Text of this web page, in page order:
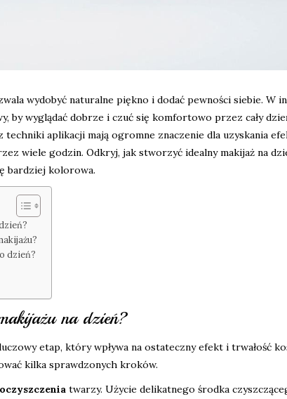
wydobyć naturalne piękno i dodać pewności siebie. W
by wyglądać dobrze i czuć się komfortowo przez cały
aplikacji mają ogromne znaczenie dla uzyskania
wiele godzin. Odkryj, jak stworzyć idealny makijaż na
bardziej kolorowa.
dzień?
na dzień?
etap, który wpływa na ostateczny efekt i trwałość
kilka sprawdzonych kroków.
oczyszczenia twarzy. Użycie delikatnego środka